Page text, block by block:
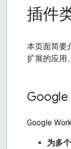
插件
本页面简要
扩展的应用
Google
Google
为多